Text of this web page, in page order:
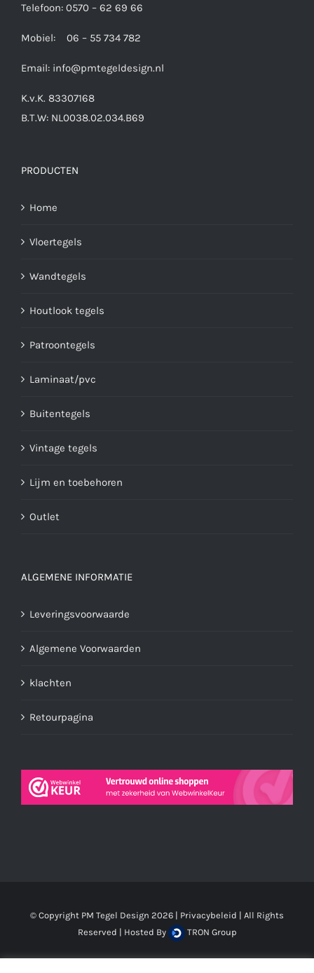
Telefoon: 0570 – 62 69 66
Mobiel: 06 – 55 734 782
Email: info@pmtegeldesign.nl
K.v.K. 83307168
B.T.W: NL0038.02.034.B69
PRODUCTEN
Home
Vloertegels
Wandtegels
Houtlook tegels
Patroontegels
Laminaat/pvc
Buitentegels
Vintage tegels
Lijm en toebehoren
Outlet
ALGEMENE INFORMATIE
Leveringsvoorwaarde
Algemene Voorwaarden
klachten
Retourpagina
© Copyright PM Tegel Design 2026 | Privacybeleid | All Rights
Reserved | Hosted By
TRON Group